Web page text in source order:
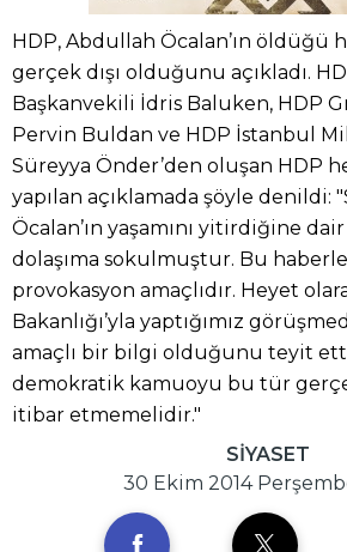
HDP, Abdullah Öcalan’ın öldüğü
gerçek dışı olduğunu açıkladı.
Başkanvekili İdris Baluken, HDP
Pervin Buldan ve HDP İstanbul
Süreyya Önder’den oluşan HDP
yapılan açıklamada şöyle denildi:
Öcalan’ın yaşamını yitirdiğine
dolaşıma sokulmuştur. Bu
provokasyon amaçlıdır. Heyet
Bakanlığı’yla yaptığımız
amaçlı bir bilgi olduğunu teyit
demokratik kamuoyu bu tür
itibar etmemelidir."
SİYASET
30 Ekim 2014